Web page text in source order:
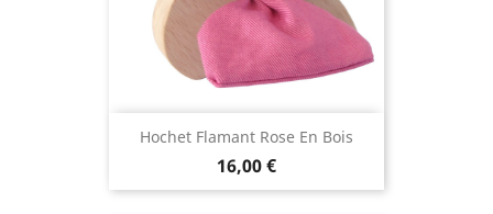
Hochet Flamant Rose En Bois
16,00 €